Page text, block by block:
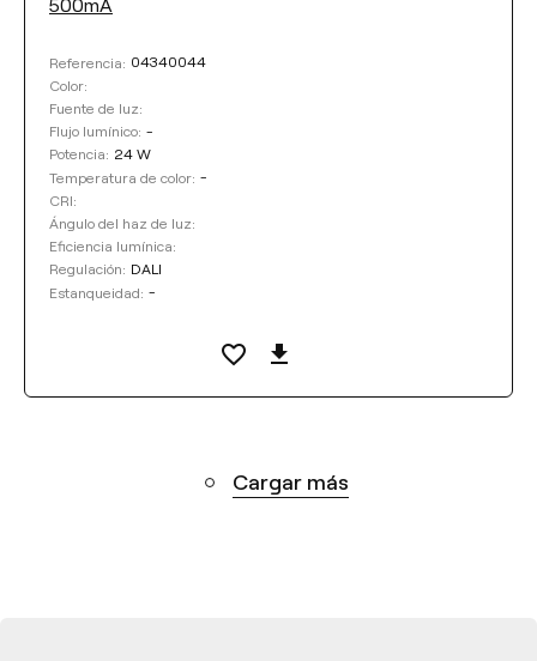
Referencia: 04340044
Color:
Fuente de luz:
Flujo lumínico: -
Potencia: 24 W
Temperatura de color: -
CRI:
Ángulo del haz de luz:
Eficiencia lumínica:
Regulación: DALI
Estanqueidad: -
Cargar más